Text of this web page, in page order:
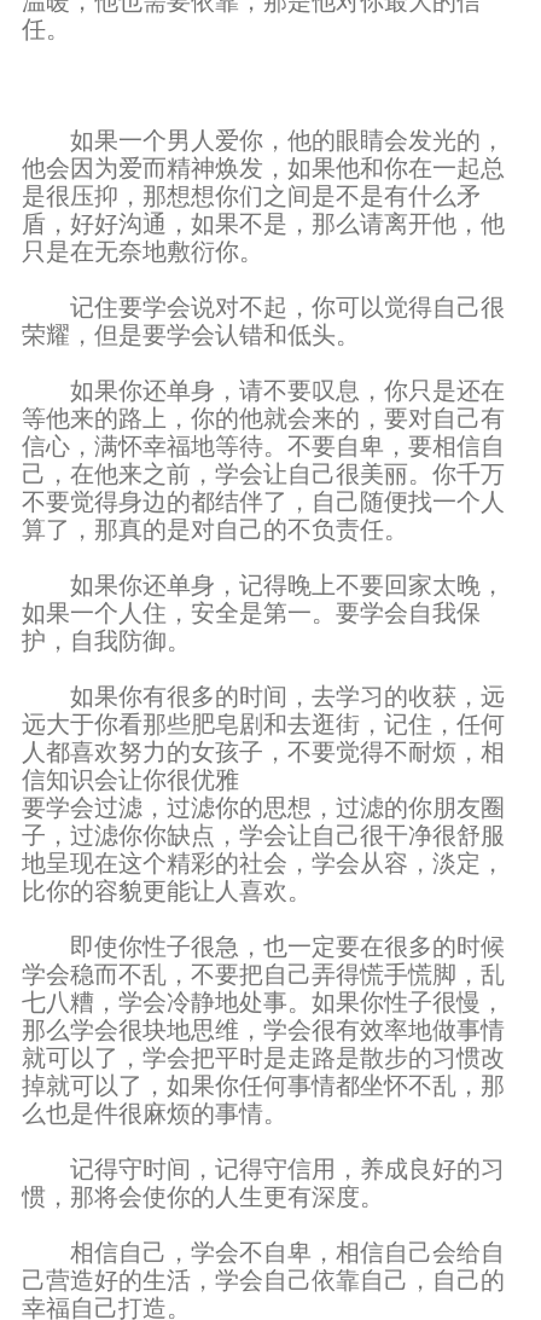
任。
如果一个男人爱你，他的眼睛会发光的，
他会因为爱而精神焕发，如果他和你在一起总
是很压抑，那想想你们之间是不是有什么矛
盾，好好沟通，如果不是，那么请离开他，他
只是在无奈地敷衍你。
记住要学会说对不起，你可以觉得自己很
荣耀，但是要学会认错和低头。
如果你还单身，请不要叹息，你只是还在
等他来的路上，你的他就会来的，要对自己有
信心，满怀幸福地等待。不要自卑，要相信自
己，在他来之前，学会让自己很美丽。你千万
不要觉得身边的都结伴了，自己随便找一个人
算了，那真的是对自己的不负责任。
如果你还单身，记得晚上不要回家太晚，
如果一个人住，安全是第一。要学会自我保
护，自我防御。
如果你有很多的时间，去学习的收获，远
远大于你看那些肥皂剧和去逛街，记住，任何
人都喜欢努力的女孩子，不要觉得不耐烦，相
信知识会让你很优雅
要学会过滤，过滤你的思想，过滤的你朋友圈
子，过滤你你缺点，学会让自己很干净很舒服
地呈现在这个精彩的社会，学会从容，淡定，
比你的容貌更能让人喜欢。
即使你性子很急，也一定要在很多的时候
学会稳而不乱，不要把自己弄得慌手慌脚，乱
七八糟，学会冷静地处事。如果你性子很慢，
那么学会很块地思维，学会很有效率地做事情
就可以了，学会把平时是走路是散步的习惯改
掉就可以了，如果你任何事情都坐怀不乱，那
么也是件很麻烦的事情。
记得守时间，记得守信用，养成良好的习
惯，那将会使你的人生更有深度。
相信自己，学会不自卑，相信自己会给自
己营造好的生活，学会自己依靠自己，自己的
幸福自己打造。